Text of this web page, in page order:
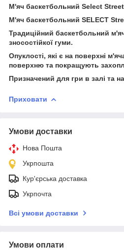
М'яч баскетбольний Select
М'яч баскетбольний SELECT
Традиційний баскетбольний
зносостійкої гуми.
Опуклості, які є на поверхні
поверхню та покращують
Призначений для гри в залі та
Приховати
Умови доставки
Нова Пошта
Укрпошта
Кур'єрська доставка
Укрпочта
Всі умови доставки
Умови оплати